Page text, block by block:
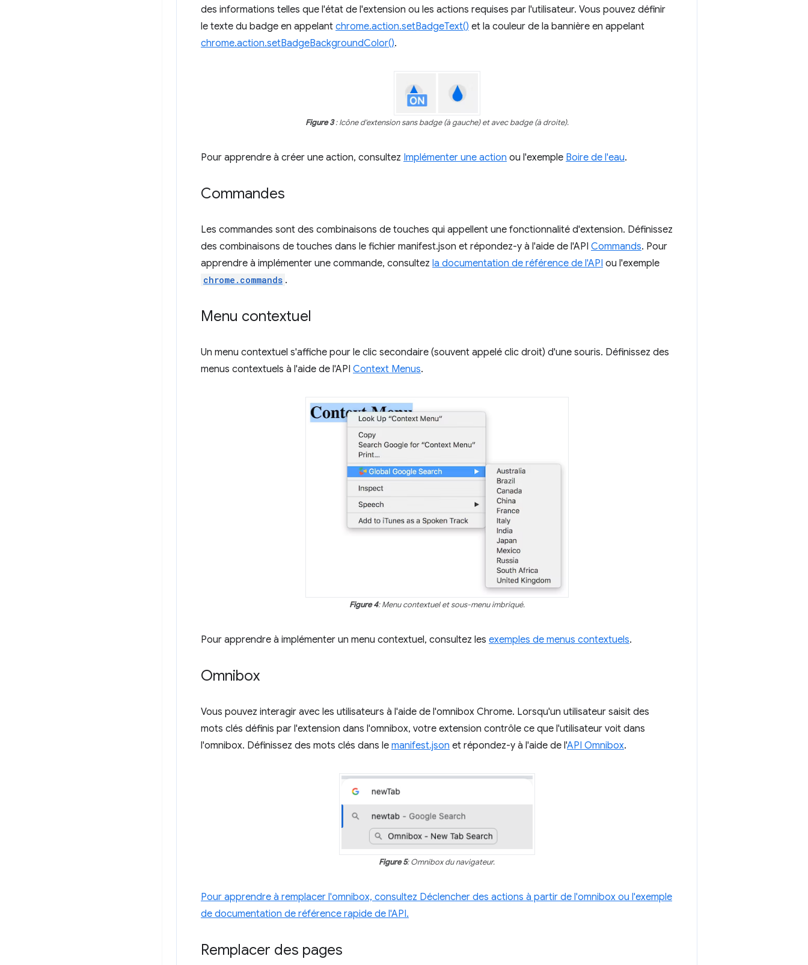
des informations telles que l'état de l'extension ou les actions requises par l'utilisateur. Vous pouvez définir
le texte du badge en appelant chrome.action.setBadgeText() et la couleur de la bannière en appelant
chrome.action.setBadgeBackgroundColor().
Figure 3: Icône d'extension sans badge (à gauche) et avec badge (à droite).
Pour apprendre à créer une action, consultez Implémenter une action ou l'exemple Boire de l'eau.
Commandes
Les commandes sont des combinaisons de touches qui appellent une fonctionnalité d'extension. Définissez
des combinaisons de touches dans le fichier manifest.json et répondez-y à l'aide de l'API Commands. Pour
apprendre à implémenter une commande, consultez la documentation de référence de l'API ou l'exemple
chrome.commands .
Menu contextuel
Un menu contextuel s'affiche pour le clic secondaire (souvent appelé clic droit) d'une souris. Définissez des
menus contextuels à l'aide de l'API Context Menus.
Figure 4: Menu contextuel et sous-menu imbriqué.
Pour apprendre à implémenter un menu contextuel, consultez les exemples de menus contextuels.
Omnibox
Vous pouvez interagir avec les utilisateurs à l'aide de l'omnibox Chrome. Lorsqu'un utilisateur saisit des
mots clés définis par l'extension dans l'omnibox, votre extension contrôle ce que l'utilisateur voit dans
l'omnibox. Définissez des mots clés dans le manifest.json et répondez-y à l'aide de l'API Omnibox.
Figure 5: Omnibox du navigateur.
Pour apprendre à remplacer l'omnibox, consultez Déclencher des actions à partir de l'omnibox ou l'exemple
de documentation de référence rapide de l'API.
Remplacer des pages